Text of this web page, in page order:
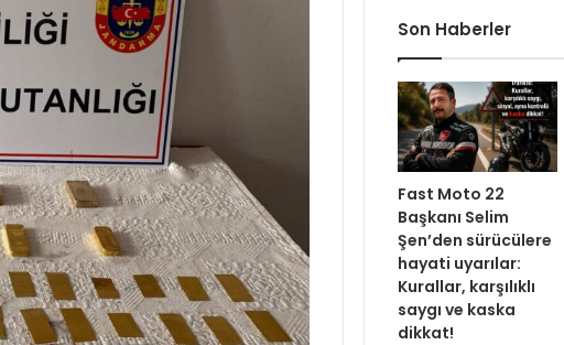
Son Haberler
Fast Moto 22
Başkanı Selim
Şen’den sürücülere
hayati uyarılar:
Kurallar, karşılıklı
saygı ve kaska
dikkat!